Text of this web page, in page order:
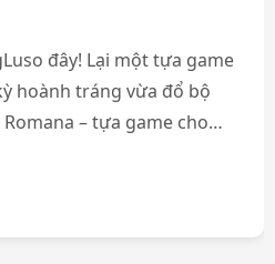
đây! Lại một tựa game
hoành tráng vừa đổ bộ
Romana – tựa game cho…